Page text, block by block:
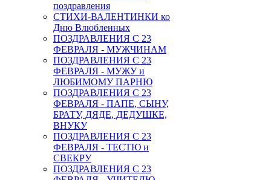
поздравления
СТИХИ-ВАЛЕНТИНКИ ко
Дню Влюбленных
ПОЗДРАВЛЕНИЯ С 23
ФЕВРАЛЯ - МУЖЧИНАМ
ПОЗДРАВЛЕНИЯ С 23
ФЕВРАЛЯ - МУЖУ и
ЛЮБИМОМУ ПАРНЮ
ПОЗДРАВЛЕНИЯ С 23
ФЕВРАЛЯ - ПАПЕ, СЫНУ,
БРАТУ, ДЯДЕ, ДЕДУШКЕ,
ВНУКУ
ПОЗДРАВЛЕНИЯ С 23
ФЕВРАЛЯ - ТЕСТЮ и
СВЕКРУ
ПОЗДРАВЛЕНИЯ С 23